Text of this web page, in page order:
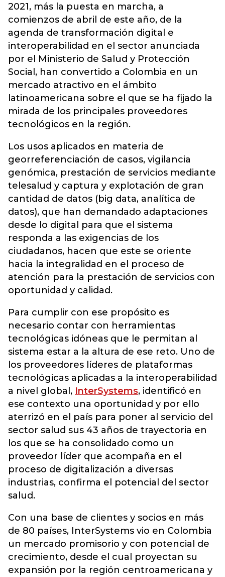
2021, más la puesta en marcha, a
comienzos de abril de este año, de la
agenda de transformación digital e
interoperabilidad en el sector anunciada
por el Ministerio de Salud y Protección
Social, han convertido a Colombia en un
mercado atractivo en el ámbito
latinoamericana sobre el que se ha fijado la
mirada de los principales proveedores
tecnológicos en la región.
Los usos aplicados en materia de
georreferenciación de casos, vigilancia
genómica, prestación de servicios mediante
telesalud y captura y explotación de gran
cantidad de datos (big data, analítica de
datos), que han demandado adaptaciones
desde lo digital para que el sistema
responda a las exigencias de los
ciudadanos, hacen que este se oriente
hacia la integralidad en el proceso de
atención para la prestación de servicios con
oportunidad y calidad.
Para cumplir con ese propósito es
necesario contar con herramientas
tecnológicas idóneas que le permitan al
sistema estar a la altura de ese reto. Uno de
los proveedores líderes de plataformas
tecnológicas aplicadas a la interoperabilidad
a nivel global, InterSystems, identificó en
ese contexto una oportunidad y por ello
aterrizó en el país para poner al servicio del
sector salud sus 43 años de trayectoria en
los que se ha consolidado como un
proveedor líder que acompaña en el
proceso de digitalización a diversas
industrias, confirma el potencial del sector
salud.
Con una base de clientes y socios en más
de 80 países, InterSystems vio en Colombia
un mercado promisorio y con potencial de
crecimiento, desde el cual proyectan su
expansión por la región centroamericana y